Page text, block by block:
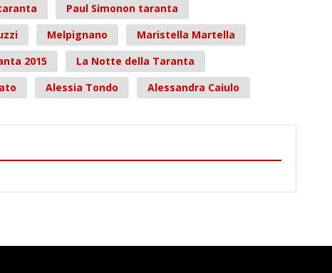
Paul Simonon taranta
Melpignano
Maristella Martella
2015
La Notte della Taranta
Alessia Tondo Alessandra Caiulo